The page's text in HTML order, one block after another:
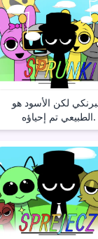
لكن الأسود هو
الطبيعي تم إحياؤه.